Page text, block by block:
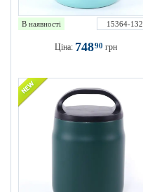
В наявності 15364-132
Ціна: 74890 грн